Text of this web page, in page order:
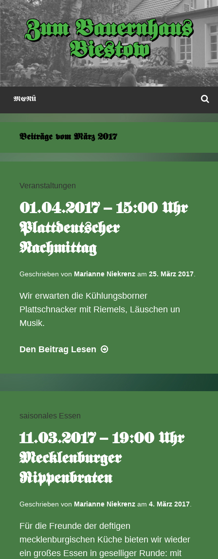
Zum
Inhalt
springenZum Bauernhaus
Biestow
MENÜ
Beiträge vom März 2017
Veranstaltungen
01.04.2017 – 15:00 Uhr
Plattdeutscher
Nachmittag
Geschrieben von Marianne Niekrenz am 25. März 2017.
Wir erwarten die Kühlungsborner
Plattschnacker mit Riemels, Läuschen un
Musik.
Den Beitrag Lesen
15:00
saisonales Essen
11.03.2017 – 19:00 Uhr
Mecklenburger
Rippenbraten
Geschrieben von Marianne Niekrenz am 4. März 2017
Für die Freunde der deftigen
mecklenburgischen Küche bieten wir wieder
ein großes Essen in geselliger Runde: mit